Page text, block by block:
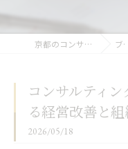
京都のコンサルなら株式会社Mr財務屋 ブログ
コンサルティ
る経営改善と
2026/05/18